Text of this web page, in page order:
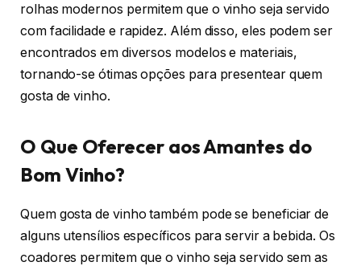
rolhas modernos permitem que o vinho seja servido
com facilidade e rapidez. Além disso, eles podem ser
encontrados em diversos modelos e materiais,
tornando-se ótimas opções para presentear quem
gosta de vinho.
O Que Oferecer aos Amantes do
Bom Vinho?
Quem gosta de vinho também pode se beneficiar de
alguns utensílios específicos para servir a bebida. Os
coadores permitem que o vinho seja servido sem as